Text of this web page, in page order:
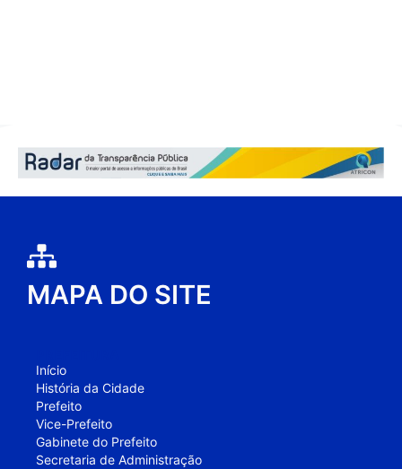
MAPA DO SITE
Início
História da Cidade
Prefeito
Vice-Prefeito
Gabinete do Prefeito
Secretaria de Administração